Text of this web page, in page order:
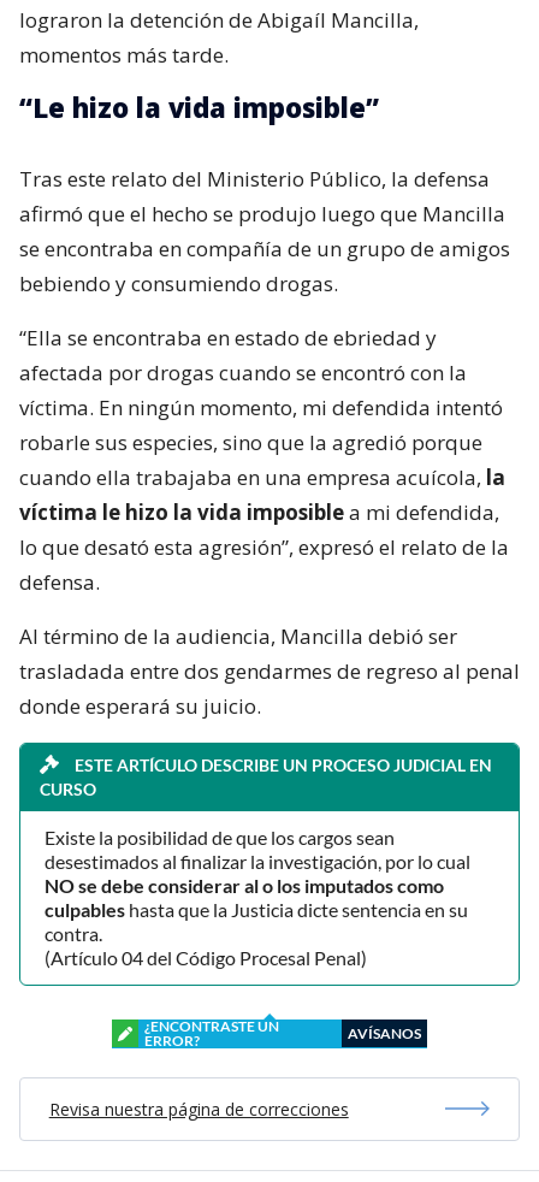
lograron la detención de Abigaíl Mancilla,
momentos más tarde.
“Le hizo la vida imposible”
Tras este relato del Ministerio Público, la defensa
afirmó que el hecho se produjo luego que Mancilla
se encontraba en compañía de un grupo de amigos
bebiendo y consumiendo drogas.
“Ella se encontraba en estado de ebriedad y
afectada por drogas cuando se encontró con la
víctima. En ningún momento, mi defendida intentó
robarle sus especies, sino que la agredió porque
cuando ella trabajaba en una empresa acuícola, la
víctima le hizo la vida imposiblea mi defendida,
lo que desató esta agresión”, expresó el relato de la
defensa.
Al término de la audiencia, Mancilla debió ser
trasladada entre dos gendarmes de regreso al penal
donde esperará su juicio.
ESTE ARTÍCULO DESCRIBE UN PROCESO JUDICIAL EN
CURSO
Existe la posibilidad de que los cargos sean
desestimados al finalizar la investigación, por lo cual
NO se debe considerar al o los imputados como
culpables hasta que la Justicia dicte sentencia en su
contra.
(Artículo 04 del Código Procesal Penal)
¿ENCONTRASTE UN
ERROR?
AVÍSANOS
Revisa nuestra página de correcciones